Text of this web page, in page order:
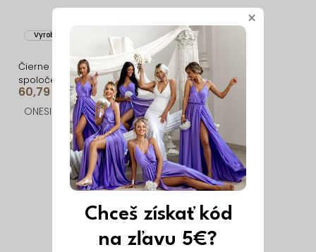
Vyrobené v EÚ
Čierne trblietavé dlhé
spoločenské šaty
VAIRALE
60,79 €
ONESIZE
Vyrobené v EÚ
Čierne trblietavé dlhé
spoločenské šaty
CELINEA na ramienka
36,09 €
ONESIZE
×
Chceš získať kód
na zľavu 5€?